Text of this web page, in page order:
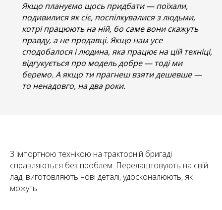
Якщо плануємо щось придбати — поїхали,
подивилися як сіє, поспілкувалися з людьми,
котрі працюють на ній, бо саме вони скажуть
правду, а не продавці. Якщо нам усе
сподобалося і людина, яка працює на цій техніці,
відгукується про модель добре — тоді ми
беремо. А якщо ти прагнеш взяти дешевше —
то ненадовго, на два роки.
З імпортною технікою на тракторній бригаді
справляються без проблем. Перелаштовують на свій
лад, виготовляють нові деталі, удосконалюють, як
можуть.